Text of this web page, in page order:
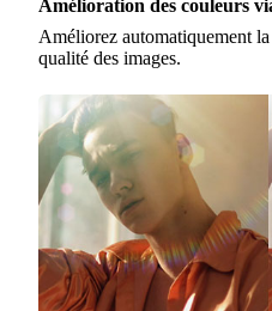
Amélioration des couleurs
Améliorez automatiquement
qualité des images.